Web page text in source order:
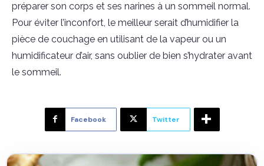
préparer son corps et ses narines à un sommeil normal.
Pour éviter l’inconfort, le meilleur serait d’humidifier la
pièce de couchage en utilisant de la vapeur ou un
humidificateur d’air, sans oublier de bien s’hydrater avant
le sommeil.
Facebook Twitter